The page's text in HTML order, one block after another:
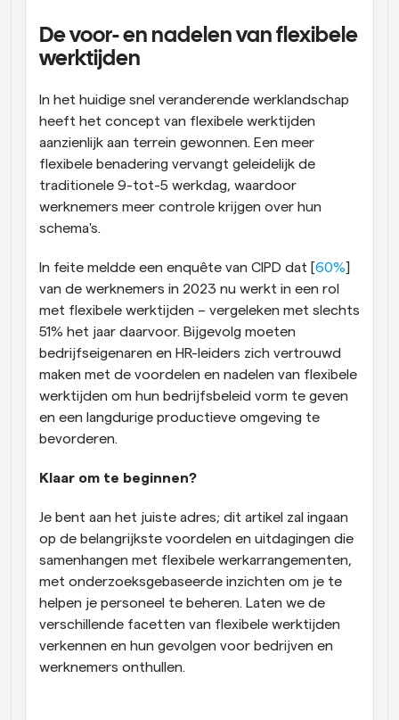
Supercharged planning met AI-gestuurde
oproepen
Workflow
Automatiseer planning en herinneringen
Blog
Blijf op de hoogte van het laatste nieuws en updates
Instant Vergaderingen
Ontmoet cliënten binnen enkele minuten
Dynamische Groep Links
Webhooks
Ontvang een melding wanneer er iets gebeurt
De voor- en nadelen van flexibele
werktijden
In het huidige snel veranderende werklandschap
heeft het concept van flexibele werktijden
aanzienlijk aan terrein gewonnen. Een meer
flexibele benadering vervangt geleidelijk de
traditionele 9-tot-5 werkdag, waardoor
werknemers meer controle krijgen over hun
schema's.
In feite meldde een enquête van CIPD dat [60%]
van de werknemers in 2023 nu werkt in een rol
met flexibele werktijden – vergeleken met slechts
51% het jaar daarvoor. Bijgevolg moeten
bedrijfseigenaren en HR-leiders zich vertrouwd
maken met de voordelen en nadelen van flexibele
werktijden om hun bedrijfsbeleid vorm te geven
en een langdurige productieve omgeving te
bevorderen.
Klaar om te beginnen?
Je bent aan het juiste adres; dit artikel zal ingaan
op de belangrijkste voordelen en uitdagingen die
samenhangen met flexibele werkarrangementen,
met onderzoeksgebaseerde inzichten om je te
helpen je personeel te beheren. Laten we de
verschillende facetten van flexibele werktijden
verkennen en hun gevolgen voor bedrijven en
werknemers onthullen.